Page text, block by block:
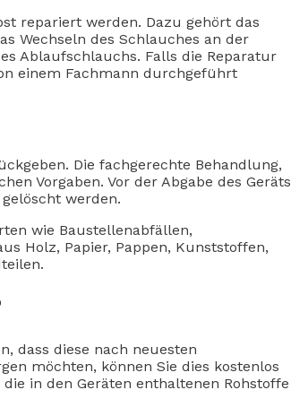
repariert werden. Dazu gehört das
Wechseln des Schlauches an der
Ablaufschlauchs. Falls die Reparatur
einem Fachmann durchgeführt
Die fachgerechte Behandlung,
Vorgaben. Vor der Abgabe des Geräts
werden.
wie Baustellenabfällen,
Holz, Papier, Pappen, Kunststoffen,
dass diese nach neuesten
möchten, können Sie dies kostenlos
in den Geräten enthaltenen Rohstoffe